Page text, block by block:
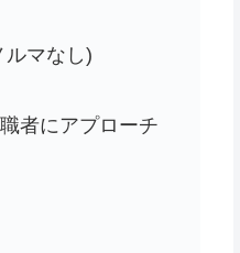
ルマなし)
者にアプローチ